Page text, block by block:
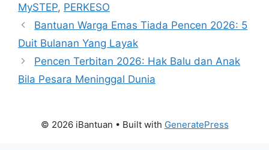
MySTEP, PERKESO
Bantuan Warga Emas Tiada Pencen 2026: 5
Duit Bulanan Yang Layak
Pencen Terbitan 2026: Hak Balu dan Anak
Bila Pesara Meninggal Dunia
© 2026 iBantuan • Built with GeneratePress